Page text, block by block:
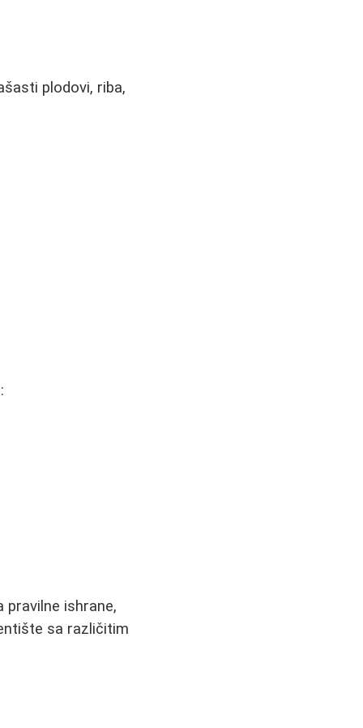
plodovi, riba,
ishrane,
sa različitim